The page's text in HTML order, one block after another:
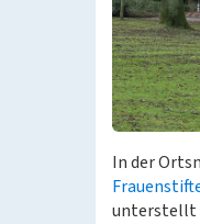
In der
unterstellt